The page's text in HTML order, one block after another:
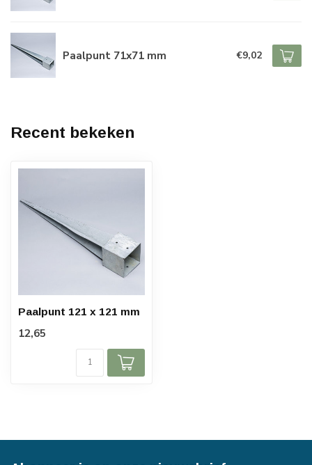
Paalpunt 71x71 mm €9,02
Recent bekeken
Paalpunt 121 x 121 mm
12,65